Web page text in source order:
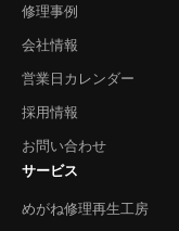
修理事例
会社情報
営業日カレンダー
採用情報
お問い合わせ
サービス
めがね修理再生工房